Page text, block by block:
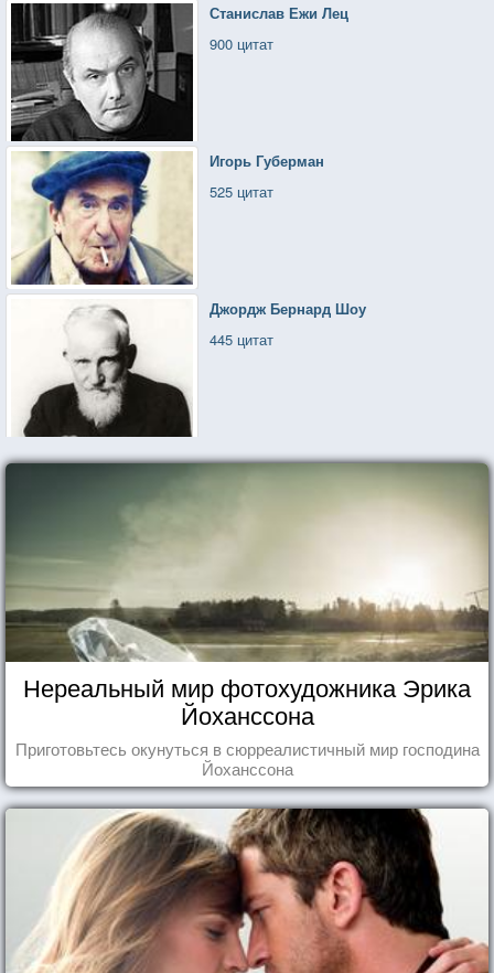
Станислав Ежи Лец
900 цитат
Игорь Губерман
525 цитат
Джордж Бернард Шоу
445 цитат
Нереальный мир фотохудожника Эрика
Йоханссона
Приготовьтесь окунуться в сюрреалистичный мир господина
Йоханссона